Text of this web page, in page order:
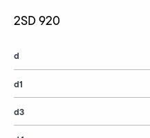
2SD 920
d
d1
d3